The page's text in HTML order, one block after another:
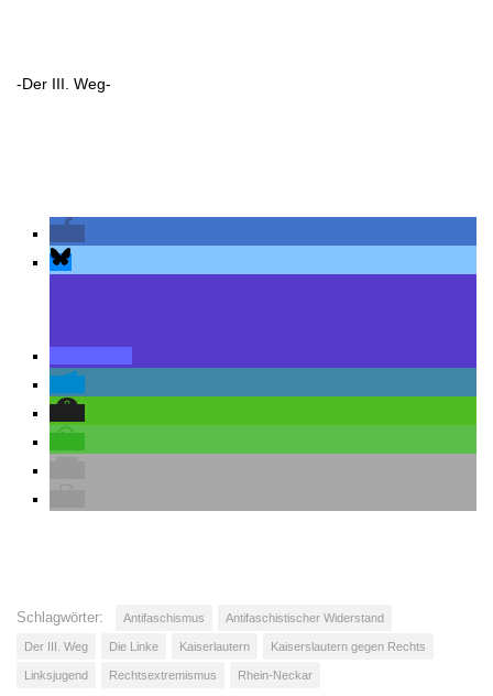
-Der III. Weg-
Schlagwörter: Antifaschismus Antifaschistischer Widerstand
Der III. Weg Die Linke Kaiserlautern Kaiserslautern gegen Rechts
Linksjugend Rechtsextremismus Rhein-Neckar